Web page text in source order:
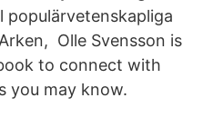
populärvetenskapliga
Olle Svensson is
to connect with
you may know.